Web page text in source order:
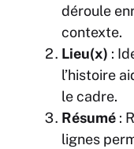
déroule
contexte.
Lieu(x) :
l’histoire
le cadre.
Résumé :
lignes